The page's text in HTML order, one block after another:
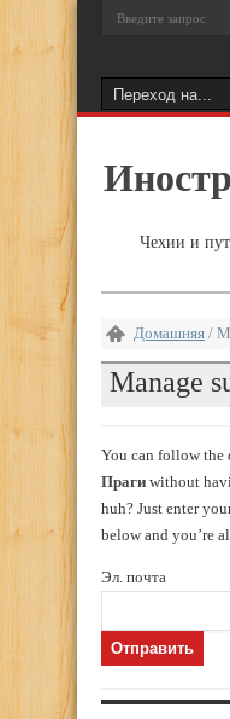
Чехии и
Домашняя /
Manage
You can follow the
Праги without
huh? Just enter
below and you’re
Эл. почта